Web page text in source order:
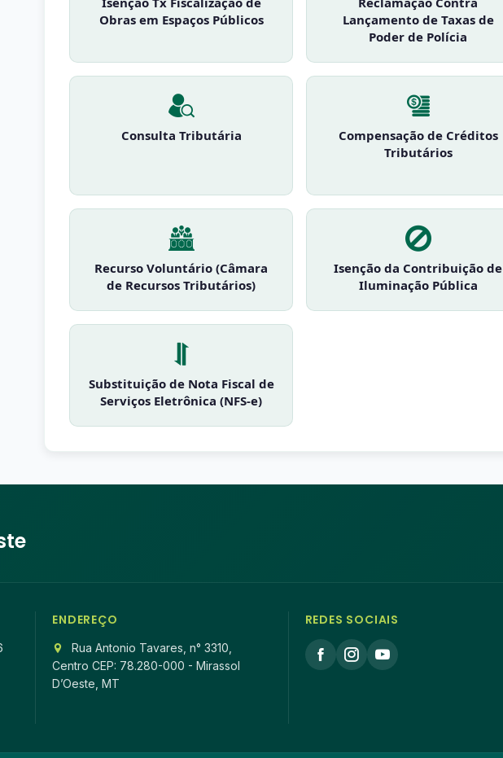
Obras em Espaços Públicos
Lançamento de Taxas de
Poder de Polícia
Consulta Tributária
Compensação de Créditos
Tributários
Recurso Voluntário (Câmara
de Recursos Tributários)
Isenção da Contribuição de
Iluminação Pública
Substituição de Nota Fiscal de
Serviços Eletrônica (NFS-e)
ENDEREÇO
Rua Antonio Tavares, n° 3310,
Centro CEP: 78.280-000 - Mirassol
D’Oeste, MT
REDES SOCIAIS